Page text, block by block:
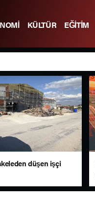
KÜLTÜR EĞİTİM
düşen işçi